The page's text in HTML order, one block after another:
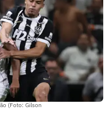
(Foto: Gilson